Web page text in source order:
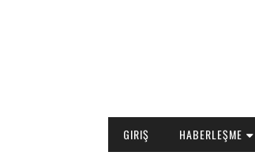
GIRIŞ HABERLEŞME